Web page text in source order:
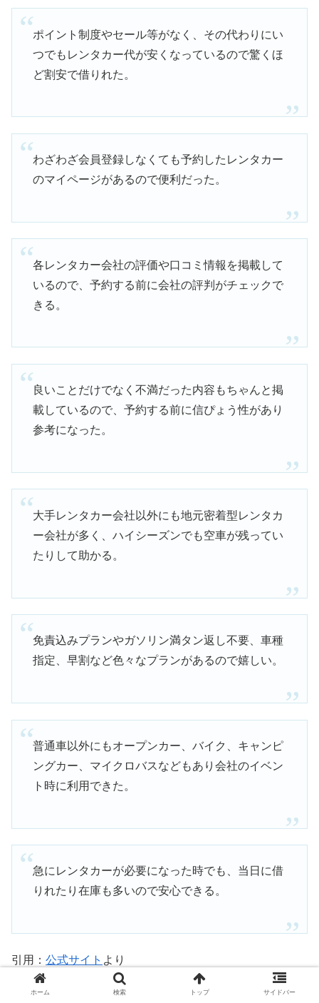
ポイント制度やセール等がなく、その代わりにい
つでもレンタカー代が安くなっているので驚くほ
ど割安で借りれた。
わざわざ会員登録しなくても予約したレンタカー
のマイページがあるので便利だった。
各レンタカー会社の評価や口コミ情報を掲載して
いるので、予約する前に会社の評判がチェックで
きる。
良いことだけでなく不満だった内容もちゃんと掲
載しているので、予約する前に信ぴょう性があり
参考になった。
大手レンタカー会社以外にも地元密着型レンタカ
ー会社が多く、ハイシーズンでも空車が残ってい
たりして助かる。
免責込みプランやガソリン満タン返し不要、車種
指定、早割など色々なプランがあるので嬉しい。
普通車以外にもオープンカー、バイク、キャンピ
ングカー、マイクロバスなどもあり会社のイベン
ト時に利用できた。
急にレンタカーが必要になった時でも、当日に借
りれたり在庫も多いので安心できる。
引用： 公式サイト より
ホーム 検索 トップ サイドバー